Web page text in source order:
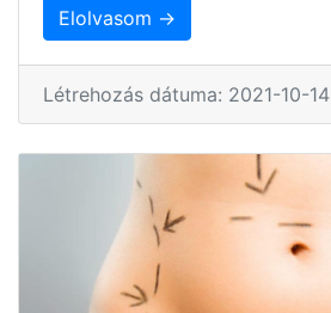
Elolvasom →
Létrehozás dátuma: 2021-10-14